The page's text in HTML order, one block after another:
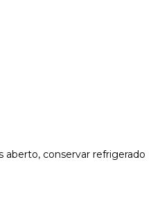
aberto, conservar refrigerado